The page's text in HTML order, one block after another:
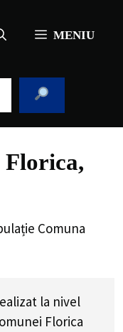
MENIU
Florica,
Comuna
la nivel
Florica